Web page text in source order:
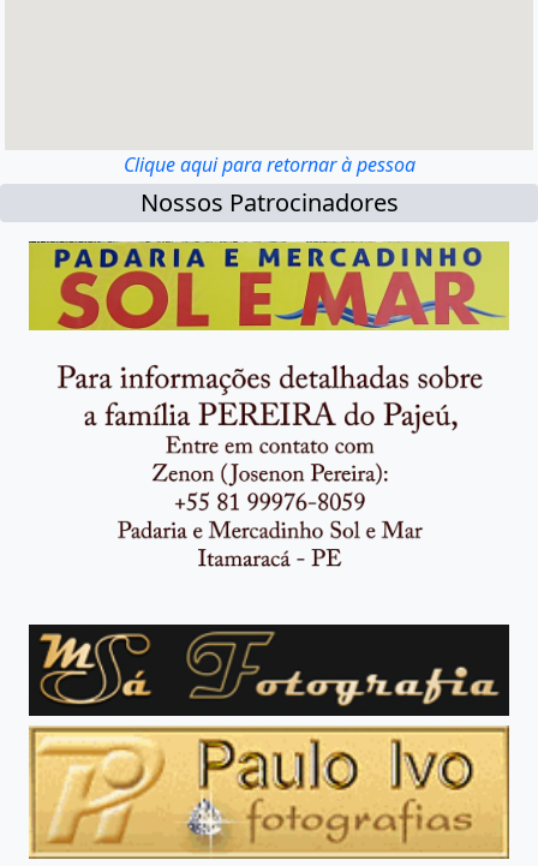
Clique aqui para retornar à pessoa
Nossos Patrocinadores